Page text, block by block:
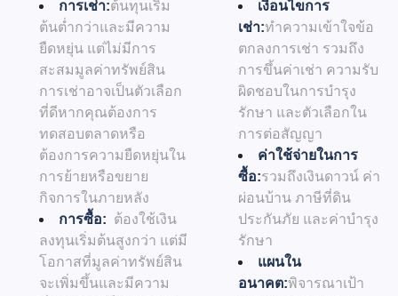
การเช่า:ต้นทุนเริ่ม
ต้นต่ำกว่าและมีความ
ยืดหยุ่น แต่ไม่มีการ
สะสมมูลค่าทรัพย์สิน
การเช่าอาจเป็นตัวเลือก
ที่ดีหากคุณต้องการ
ทดสอบตลาดหรือ
ต้องการความยืดหยุ่นใน
การย้ายหรือขยาย
กิจการในภายหลัง
การซื้อ: ต้องใช้เงิน
ลงทุนเริ่มต้นสูงกว่า แต่มี
โอกาสที่มูลค่าทรัพย์สิน
จะเพิ่มขึ้นและมีความ
เงื่อนไขการ
เช่า:ทำความเข้าใจข้อ
ตกลงการเช่า รวมถึง
การขึ้นค่าเช่า ความรับ
ผิดชอบในการบำรุง
รักษา และตัวเลือกใน
การต่อสัญญา
ค่าใช้จ่ายในการ
ซื้อ:รวมถึงเงินดาวน์ ค่า
ผ่อนบ้าน ภาษีที่ดิน
ประกันภัย และค่าบำรุง
รักษา
แผนใน
อนาคต:พิจารณาเป้า